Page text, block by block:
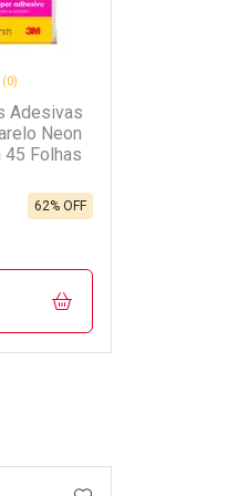
(0)
Adesivas
Neon
45 Folhas
62% OFF